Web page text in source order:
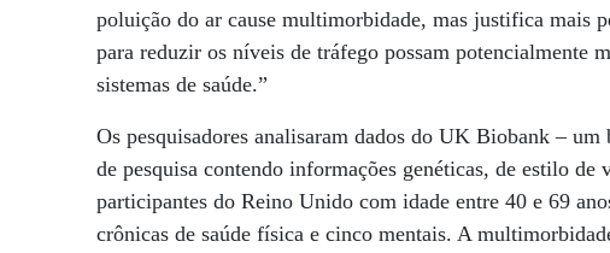
poluição do ar cause multimorbidade, mas justifica mais
para reduzir os níveis de tráfego possam potencialmente
sistemas de saúde.”
Os pesquisadores analisaram dados do UK Biobank –
de pesquisa contendo informações genéticas, de estilo
participantes do Reino Unido com idade entre 40 e 69
crônicas de saúde física e cinco mentais. A